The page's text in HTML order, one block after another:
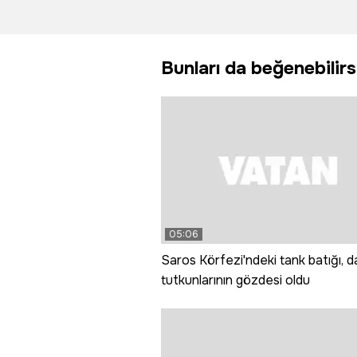
düştüğü
ortaya
Bunları da
05:06
Saros Körfezi'ndeki tank batığı,
tutkunlarının gözdesi oldu